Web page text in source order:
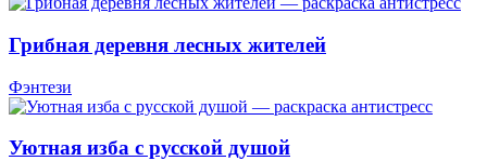
Грибная деревня лесных жителей
Фэнтези
Уютная изба с русской душой